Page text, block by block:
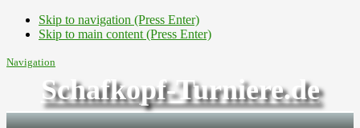
Skip to navigation (Press Enter)
Skip to main content (Press Enter)
Navigation
Schafkopf-Turniere.de